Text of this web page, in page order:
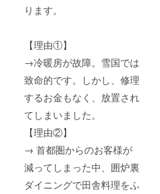
ります。
【理由①】
→冷暖房が故障。雪国では
致命的です。しかし、修理
するお金もなく、放置され
てしまいました。
【理由②】
→ 首都圏からのお客様が
減ってしまった中、囲炉裏
ダイニングで田舎料理をふ